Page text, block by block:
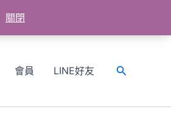
關閉
會員 LINE好友
搜